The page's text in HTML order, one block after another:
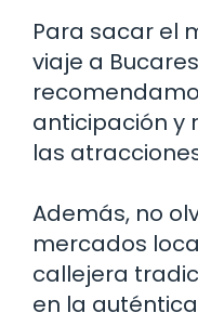
Para sacar el
viaje a
anticipación y
las
Además, no
mercados
callejera
en la